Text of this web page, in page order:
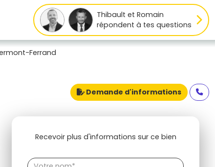
Thibault et Romain
répondent à tes questions
Ferrand
Demande d'informations
Recevoir plus d'informations sur ce bien